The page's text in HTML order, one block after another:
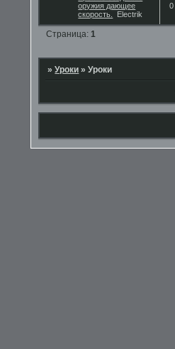
оружия дающее
скорость.
Electrik
0
Страница: 1
»Уроки »Уроки